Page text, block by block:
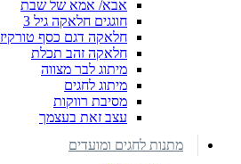
אבא/ אמא של שבת
חוגגים חלאקה גיל 3
חלאקה דגם כסף טורקיז
חלאקה זהב תכלת
מיתוג לבר מצווה
מיתוג לחגים
מסיבת רווקות
עצב זאת בעצמך
מתנות לחגים ומועדים